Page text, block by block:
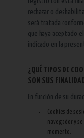
rechazar o
será tratada
que haya aceptado
indicado en la
¿QUÉ TIPOS DE
SON SUS
En función de su
Cookies de
navegador y
momento.